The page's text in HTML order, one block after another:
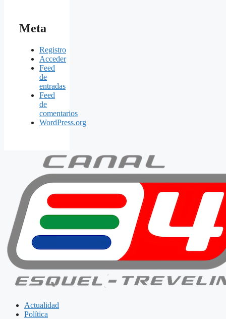
Meta
Registro
Acceder
Feed
de
entradas
Feed
de
comentarios
WordPress.org
Actualidad
Política